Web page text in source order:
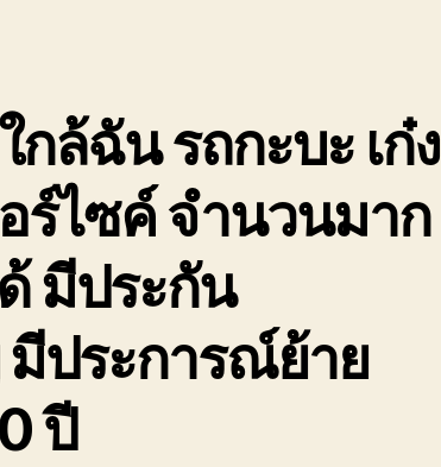
ล้ฉัน รถกะบะ เก๋ง
ร์ไซค์ จำนวนมาก
มีประกัน
ประการณ์ย้าย
ปี